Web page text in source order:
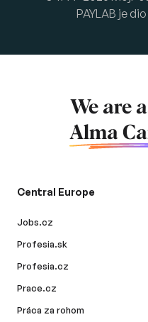
PAYLAB je dio
We are
Alma
Central Europe
Jobs.cz
Profesia.sk
Profesia.cz
Prace.cz
Práca za rohom